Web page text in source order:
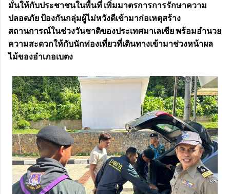
มั่นให้กับประชาชนในพื้นที่ เพิ่มมาตรการการรักษาความ
ปลอดภัย ป้องกันกลุ่มผู้ไม่หวังดีเข้ามาก่อเหตุสร้าง
สถานการณ์ในช่วงวันชาติของประเทศมาเลเซีย พร้อมอำนวย
ความสะดวกให้กับนักท่องเที่ยวที่เดินทางเข้ามาช่วงหน้าผล
ไม้ของอำเภอเบตง